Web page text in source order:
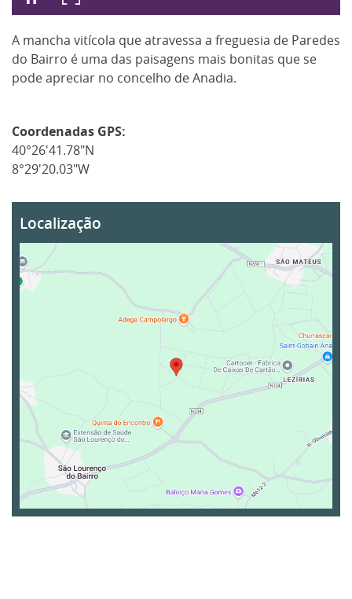
A mancha vitícola que atravessa a freguesia de Paredes
do Bairro é uma das paisagens mais bonitas que se
pode apreciar no concelho de Anadia.
Coordenadas GPS:
40°26'41.78"N
8°29'20.03"W